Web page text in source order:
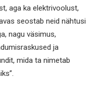
aga ka elektrivoolust,
seostab neid nähtusi
nagu väsimus,
ja
mida ta nimetab